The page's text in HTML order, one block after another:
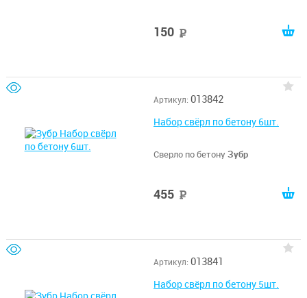
150
Артикул: 013842
Набор свёрл по бетону 6шт.
Сверло по бетону Зубр
455
Артикул: 013841
Набор свёрл по бетону 5шт.